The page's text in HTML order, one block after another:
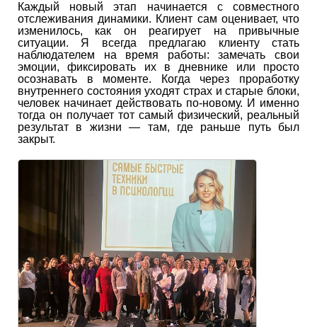
Каждый новый этап начинается с совместного
отслеживания динамики. Клиент сам оценивает, что
изменилось, как он реагирует на привычные
ситуации. Я всегда предлагаю клиенту стать
наблюдателем на время работы: замечать свои
эмоции, фиксировать их в дневнике или просто
осознавать в моменте. Когда через проработку
внутреннего состояния уходят страх и старые блоки,
человек начинает действовать по-новому. И именно
тогда он получает тот самый физический, реальный
результат в жизни — там, где раньше путь был
закрыт.